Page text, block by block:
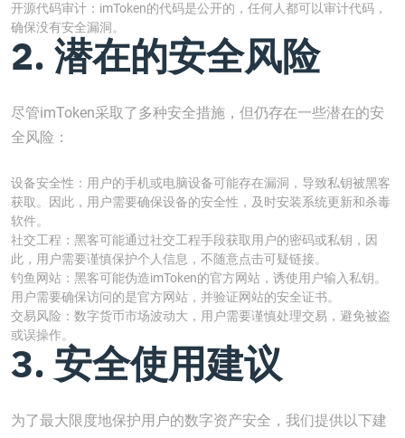
开源代码审计：imToken的代码是公开的，任何人都可以审计代码，
确保没有安全漏洞。
2. 潜在的安全风险
尽管imToken采取了多种安全措施，但仍存在一些潜在的安
全风险：
设备安全性：用户的手机或电脑设备可能存在漏洞，导致私钥被黑客
获取。因此，用户需要确保设备的安全性，及时安装系统更新和杀毒
软件。
社交工程：黑客可能通过社交工程手段获取用户的密码或私钥，因
此，用户需要谨慎保护个人信息，不随意点击可疑链接。
钓鱼网站：黑客可能伪造imToken的官方网站，诱使用户输入私钥。
用户需要确保访问的是官方网站，并验证网站的安全证书。
交易风险：数字货币市场波动大，用户需要谨慎处理交易，避免被盗
或误操作。
3. 安全使用建议
为了最大限度地保护用户的数字资产安全，我们提供以下建